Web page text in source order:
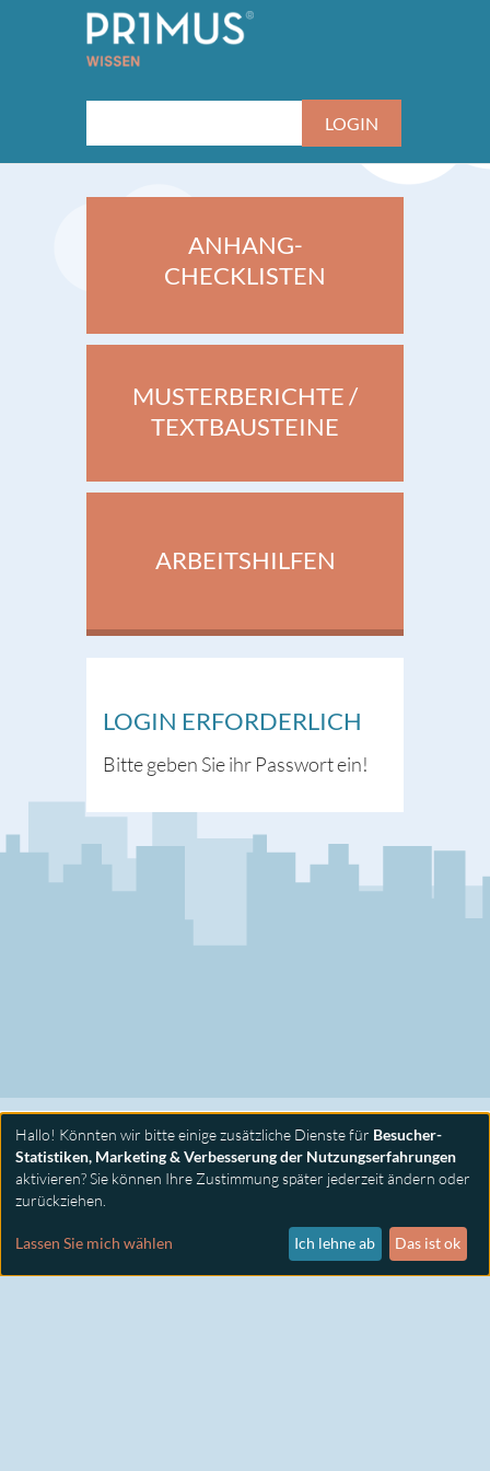
ANHANG-
CHECKLISTEN
MUSTERBERICHTE /
TEXTBAUSTEINE
ARBEITSHILFEN
LOGIN ERFORDERLICH
Bitte geben Sie ihr Passwort ein!
KONTAKT
Hallo! Könnten wir bitte einige zusätzliche Dienste für Besucher-
Statistiken, Marketing & Verbesserung der Nutzungserfahrungen
aktivieren? Sie können Ihre Zustimmung später jederzeit ändern oder
zurückziehen.
Lassen Sie mich wählen Ich lehne ab Das ist ok